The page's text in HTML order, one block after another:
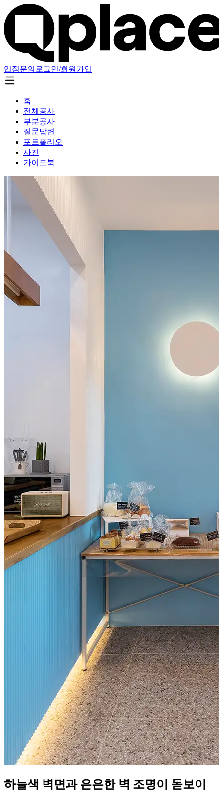
입점문의 로그인/회원가입
홈
전체공사
부분공사
질문답변
포트폴리오
사진
가이드북
하늘색 벽면과 은은한 벽 조명이 돋보이